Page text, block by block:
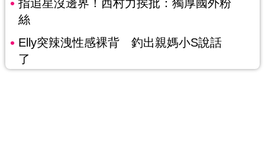
指追星沒邊界！西村力挨批：獨厚國外粉
絲
Elly突辣洩性感裸背 釣出親媽小S說話
了